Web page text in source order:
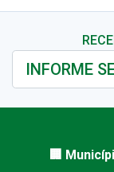
🏢